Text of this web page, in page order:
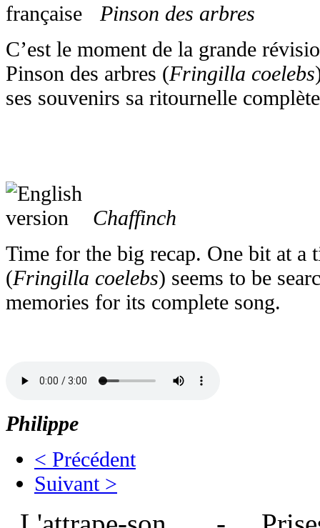
Pinson des arbres
C’est le moment de la grande
Pinson des arbres (Fringilla coelebs
ses souvenirs sa ritournelle
Chaffinch
Time for the big recap. One bit at a
(Fringilla coelebs) seems to be
memories for its complete song.
Philippe
< Précédent
Suivant >